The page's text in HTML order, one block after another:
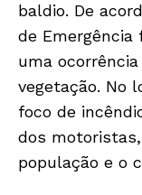
baldio. De
de Emergência
uma
vegetação. No
foco de
dos
população e o